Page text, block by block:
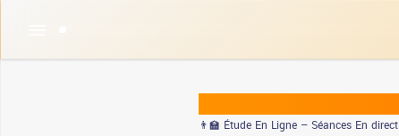
👨‍🏫 Étude En Ligne – Séances En direct